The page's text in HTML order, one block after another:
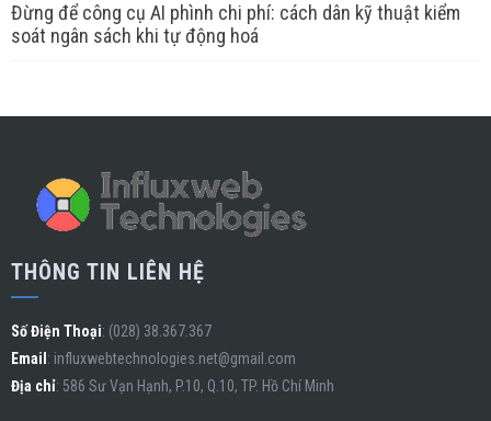
Đừng để công cụ AI phình chi phí: cách dân kỹ thuật kiểm
soát ngân sách khi tự động hoá
THÔNG TIN LIÊN HỆ
Số Điện Thoại: (028) 38.367.367
Email : influxwebtechnologies.net@gmail.com
Địa chỉ: 586 Sư Vạn Hạnh, P.10, Q.10, TP. Hồ Chí Minh